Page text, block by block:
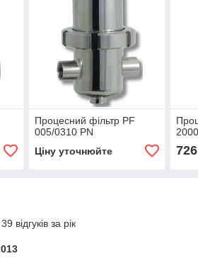
Процесний фільтр PF
005/0310 PN
Ціну уточнюйте
відгуків за рік